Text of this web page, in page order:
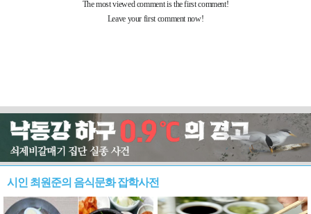
시인 최원준의 음식문화 잡학사전